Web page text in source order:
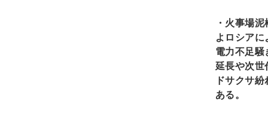
・火事場
よロシア
電力不足騒
延長や次世
ドサクサ
ある。